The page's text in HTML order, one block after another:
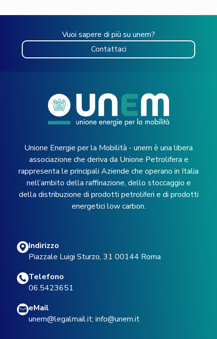
Vuoi sapere di più su unem?
Contattaci
Unione Energie per la Mobilità - unem è una libera
associazione che deriva da Unione Petrolifera e
rappresenta le principali Aziende che operano in Italia
nell’ambito della raffinazione, dello stoccaggio e
della distribuzione di prodotti petroliferi e di prodotti
energetici low carbon.
Indirizzo
Piazzale Luigi Sturzo, 31 00144 Roma
Telefono
06.5423651
eMail
unem@legalmail.it; info@unem.it